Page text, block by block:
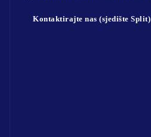
Kontaktirajte nas (sjedište Split)